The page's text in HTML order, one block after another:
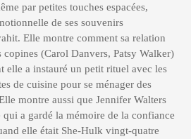
par petites touches espacées,
de ses souvenirs
Elle montre comment sa relation
copines (Carol Danvers, Patsy Walker)
elle a instauré un petit rituel avec les
de cuisine pour se ménager des
montre aussi que Jennifer Walters
qui a gardé la mémoire de la confiance
elle était She-Hulk vingt-quatre